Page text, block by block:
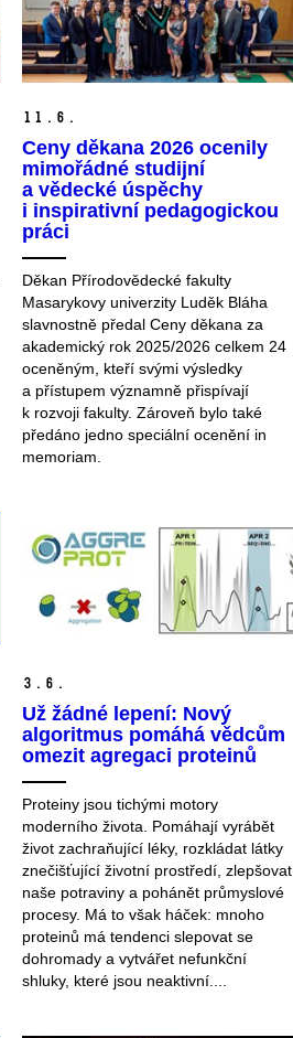
11. 6.
Ceny děkana 2026 ocenily
mimořádné studijní
a vědecké úspěchy
i inspirativní pedagogickou
práci
Děkan Přírodovědecké fakulty
Masarykovy univerzity Luděk Bláha
slavnostně předal Ceny děkana za
akademický rok 2025/2026 celkem 24
oceněným, kteří svými výsledky
a přístupem významně přispívají
k rozvoji fakulty. Zároveň bylo také
předáno jedno speciální ocenění in
memoriam.
3. 6.
Už žádné lepení: Nový
algoritmus pomáhá vědcům
omezit agregaci proteinů
Proteiny jsou tichými motory
moderního života. Pomáhají vyrábět
život zachraňující léky, rozkládat látky
znečišťující životní prostředí, zlepšovat
naše potraviny a pohánět průmyslové
procesy. Má to však háček: mnoho
proteinů má tendenci slepovat se
dohromady a vytvářet nefunkční
shluky, které jsou neaktivní....